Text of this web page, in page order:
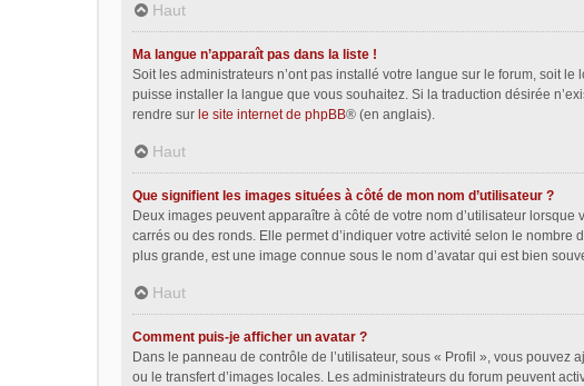
Haut
Ma langue n’apparaît pas dans la liste !
Soit les administrateurs n’ont pas installé votre langue sur le forum, soit
puisse installer la langue que vous souhaitez. Si la traduction désirée
rendre sur le site internet de phpBB® (en anglais).
Haut
Que signifient les images situées à côté de mon nom d’utilisateur ?
Deux images peuvent apparaître à côté de votre nom d’utilisateur
carrés ou des ronds. Elle permet d’indiquer votre activité selon le
plus grande, est une image connue sous le nom d’avatar qui est bien
Haut
Comment puis-je afficher un avatar ?
Dans le panneau de contrôle de l’utilisateur, sous « Profil », vous
ou le transfert d’images locales. Les administrateurs du forum peuvent